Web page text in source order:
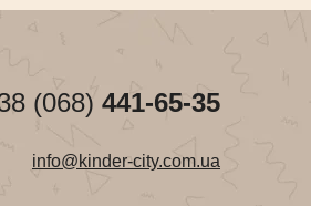
(068) 441-65-35
info@kinder-city.com.ua